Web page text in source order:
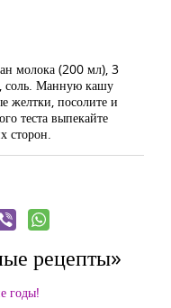
молока (200 мл), 3
соль. Манную кашу
желтки, посолите и
теста выпекайте
сторон.
рецепты»
годы!